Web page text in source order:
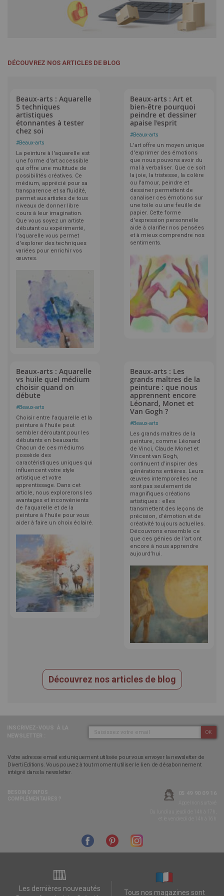
DÉCOUVREZ NOS ARTICLES DE BLOG
Beaux-arts : Aquarelle
5 techniques
artistiques
étonnantes à tester
chez soi
#Beaux-arts
La peinture à l'aquarelle est
une forme d'art accessible
qui offre une multitude de
possibilités créatives. Ce
médium, apprécié pour sa
transparence et sa fluidité,
permet aux artistes de tous
niveaux de donner libre
cours à leur imagination.
Que vous soyez un artiste
débutant ou expérimenté,
l'aquarelle vous permet
d'explorer des techniques
variées pour enrichir vos
œuvres.
Beaux-arts : Art et
bien-être pourquoi
peindre et dessiner
apaise l'esprit
#Beaux-arts
L'art offre un moyen unique
d'exprimer des émotions
que nous pouvons avoir du
mal à verbaliser. Que ce soit
la joie, la tristesse, la colère
ou l'amour, peindre et
dessiner permettent de
canaliser ces émotions sur
une toile ou une feuille de
papier. Cette forme
d'expression personnelle
aide à clarifier nos pensées
et à mieux comprendre nos
sentiments.
Beaux-arts : Aquarelle
vs huile quel médium
choisir quand on
débute
#Beaux-arts
Choisir entre l'aquarelle et la
peinture à l'huile peut
sembler déroutant pour les
débutants en beauxarts.
Chacun de ces médiums
possède des
caractéristiques uniques qui
influencent votre style
artistique et votre
apprentissage. Dans cet
article, nous explorerons les
avantages et inconvénients
de l'aquarelle et de la
peinture à l'huile pour vous
aider à faire un choix éclairé.
Beaux-arts : Les
grands maîtres de la
peinture : que nous
apprennent encore
Léonard, Monet et
Van Gogh ?
#Beaux-arts
Les grands maîtres de la
peinture, comme Léonard
de Vinci, Claude Monet et
Vincent van Gogh,
continuent d’inspirer des
générations entières. Leurs
œuvres intemporelles ne
sont pas seulement de
magnifiques créations
artistiques : elles
transmettent des leçons de
précision, d’émotion et de
créativité toujours actuelles.
Découvrons ensemble ce
que ces génies de l’art ont
encore à nous apprendre
aujourd’hui.
Découvrez nos articles de blog
OK
Votre adresse email est uniquement utilisée pour vous envoyer la newsletter de
Diverti Editions. Vous pouvez à tout moment utiliser le lien de désabonnement
intégré dans la newsletter.
Les dernières nouveautés
Tous nos magazines sont